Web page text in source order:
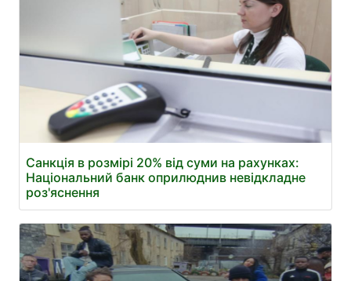
Санкція в розмірі 20% від суми на рахунках:
Національний банк оприлюднив невідкладне
роз'яснення